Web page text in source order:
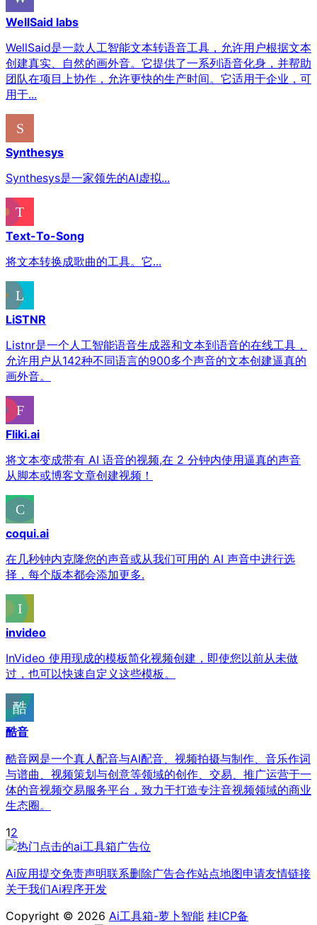
WellSaid labs
WellSaid是一款人工智能文本转语音工具，允许用户根据文本
创建真实、自然的画外音。它提供了一系列语音化身，并帮助
团队在项目上协作，允许更快的生产时间。它适用于企业，可
用于...
Synthesys
Synthesys是一家领先的AI虚拟...
Text-To-Song
将文本转换成歌曲的工具。它...
LiSTNR
Listnr是一个人工智能语音生成器和文本到语音的在线工具，
允许用户从142种不同语言的900多个声音的文本创建逼真的
画外音。
Fliki.ai
将文本变成带有 AI 语音的视频,在 2 分钟内使用逼真的声音
从脚本或博客文章创建视频！
coqui.ai
在几秒钟内克隆您的声音或从我们可用的 AI 声音中进行选
择，每个版本都会添加更多.
invideo
InVideo 使用现成的模板简化视频创建，即使您以前从未做
过，也可以快速自定义这些模板。
酷音
酷音网是一个真人配音与AI配音、视频拍摄与制作、音乐作词
与谱曲、视频策划与创意等领域的创作、交易、推广运营于一
体的音视频交易服务平台，致力于打造专注音视频领域的商业
生态圈。
12
Ai应用提交免责声明联系删除广告合作站点地图申请友情链接
关于我们Ai程序开发
Copyright © 2026 Ai工具箱-萝卜智能 桂ICP备